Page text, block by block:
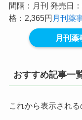
間隔：月刊 発売日
格：2,365円 月刊薬
月刊薬
おすすめ記事一
これから表示される